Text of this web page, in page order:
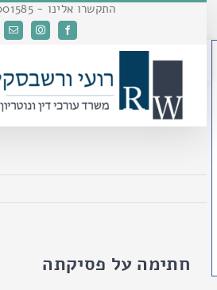
התקשרו אלינו - 077-6001585
Facebook
Instagramכתובת
דואר
חתימה על פסיקתה
פתח סרגל נגישות